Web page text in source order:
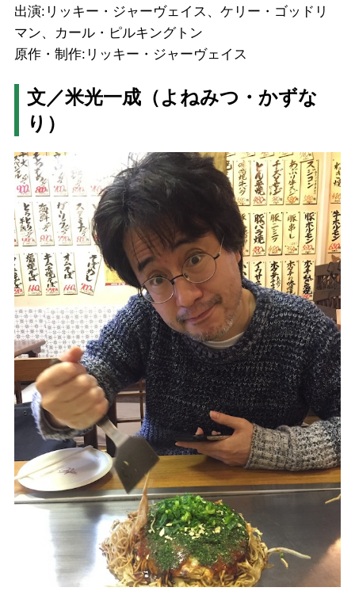
出演:リッキー・ジャーヴェイス、ケリー・ゴッドリ
マン、カール・ピルキングトン
原作・制作:リッキー・ジャーヴェイス
文／米光一成（よねみつ・かずな
り）